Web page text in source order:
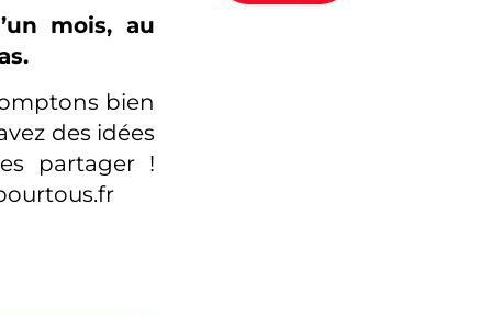
mois, au
bien
des idées
partager !